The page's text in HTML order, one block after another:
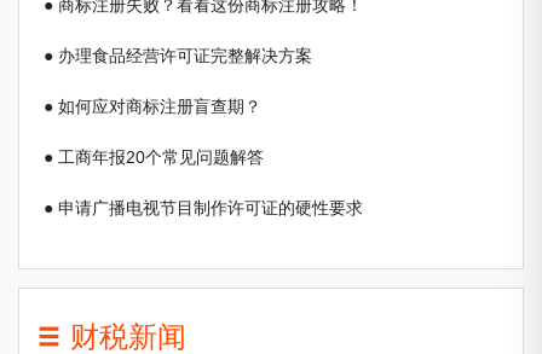
● 商标注册失败？看看这份商标注册攻略！
● 办理食品经营许可证完整解决方案
● 如何应对商标注册盲查期？
● 工商年报20个常见问题解答
● 申请广播电视节目制作许可证的硬性要求
财税新闻